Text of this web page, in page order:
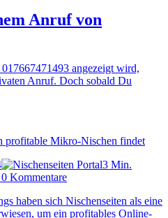
Anruf von
angezeigt wird,
Anruf. Doch sobald Du
profitable Mikro-Nischen findet
3 Min.
0 Kommentare
haben sich Nischenseiten als eine
um ein profitables Online-